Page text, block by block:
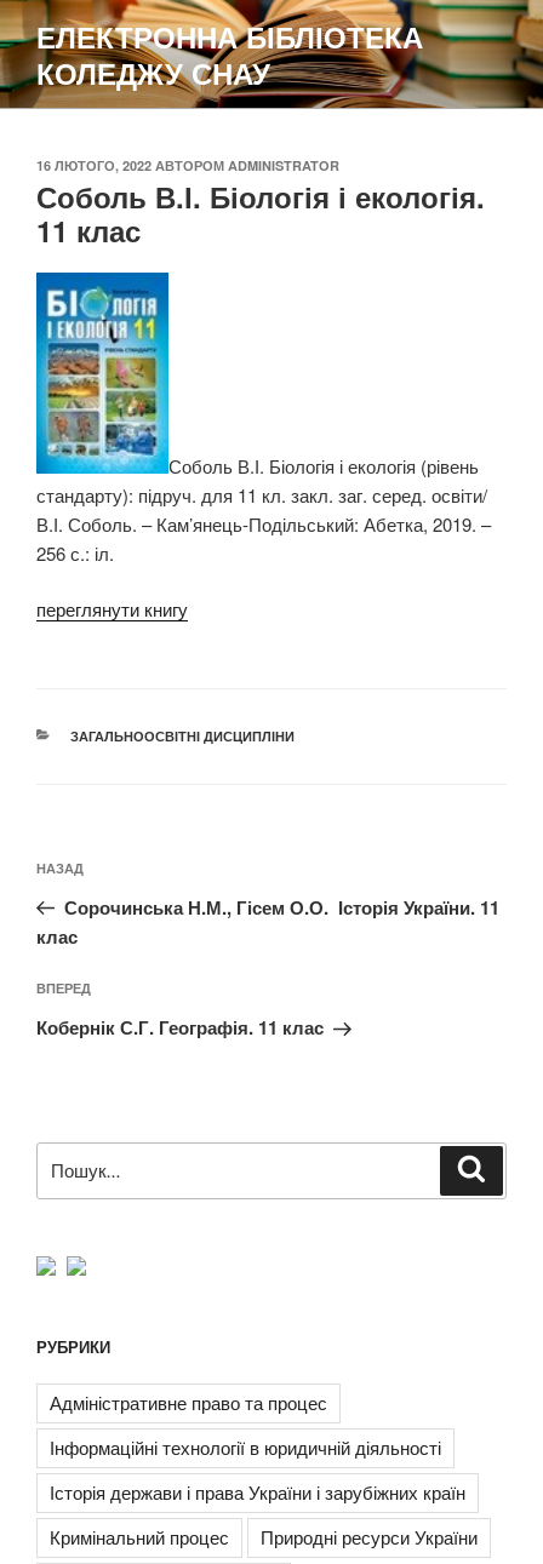
Перейти
до
вмісту
ЕЛЕКТРОННА БІБЛІОТЕКА
КОЛЕДЖУ СНАУ
ОПУБЛІКОВАНО
16 ЛЮТОГО, 2022 АВТОРОМ ADMINISTRATOR
Соболь В.І. Біологія і екологія.
11 клас
Соболь В.І. Біологія і екологія (рівень
стандарту): підруч. для 11 кл. закл. заг. серед. освіти/
В.І. Соболь. – Кам’янець-Подільський: Абетка, 2019. –
256 с.: іл.
переглянути книгу
КАТЕГОРІЇ
ЗАГАЛЬНООСВІТНІ ДИСЦИПЛІНИ
записів
Попередній
запис:
НАЗАД
Сорочинська Н.М., Гісем О.О. Історія України. 11
клас
Наступний
запис
ВПЕРЕД
Кобернік С.Г. Географія. 11 клас
за
РУБРИКИ
Адміністративне право та процес
Інформаційні технології в юридичній діяльності
Історія держави і права України і зарубіжних країн
Кримінальний процес
Природні ресурси України